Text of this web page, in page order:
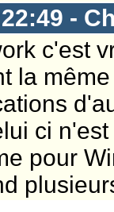
-
c'est
la
ci
pour